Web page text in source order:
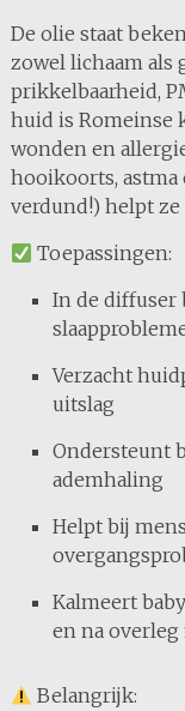
De olie staat
zowel lichaam als
prikkelbaarheid,
huid is Romeinse
wonden en
hooikoorts, astma
verdund!) helpt
Toepassingen:
In de diffuser
Verzacht
uitslag
Ondersteunt
ademhaling
Helpt bij
Kalmeert
en na
Belangrijk: